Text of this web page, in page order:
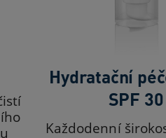
Hydratační
SPF 30
Každodenní